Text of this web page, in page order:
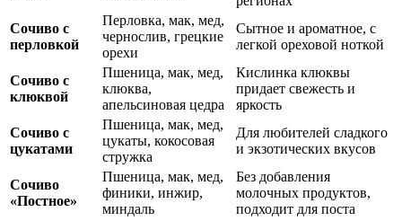
Сочиво с
перловкой
Перловка, мак, мед,
чернослив, грецкие
орехи
Сытное и ароматное, с
легкой ореховой ноткой
Сочиво с
клюквой
Пшеница, мак, мед,
клюква,
апельсиновая цедра
Кислинка клюквы
придает свежесть и
яркость
Сочиво с
цукатами
Пшеница, мак, мед,
цукаты, кокосовая
стружка
Для любителей сладкого
и экзотических вкусов
Сочиво
«Постное»
Пшеница, мак, мед,
финики, инжир,
миндаль
Без добавления
молочных продуктов,
подходит для поста